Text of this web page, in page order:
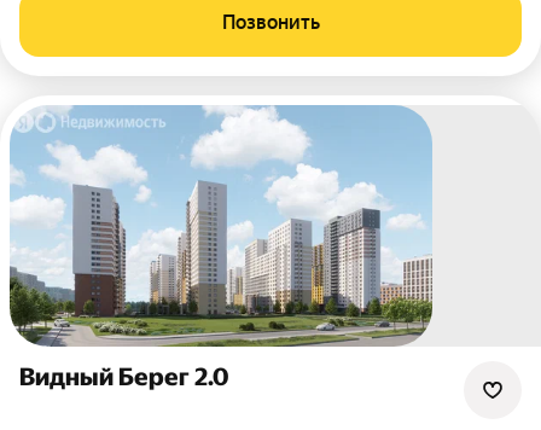
Позвонить
Видный Берег 2.0